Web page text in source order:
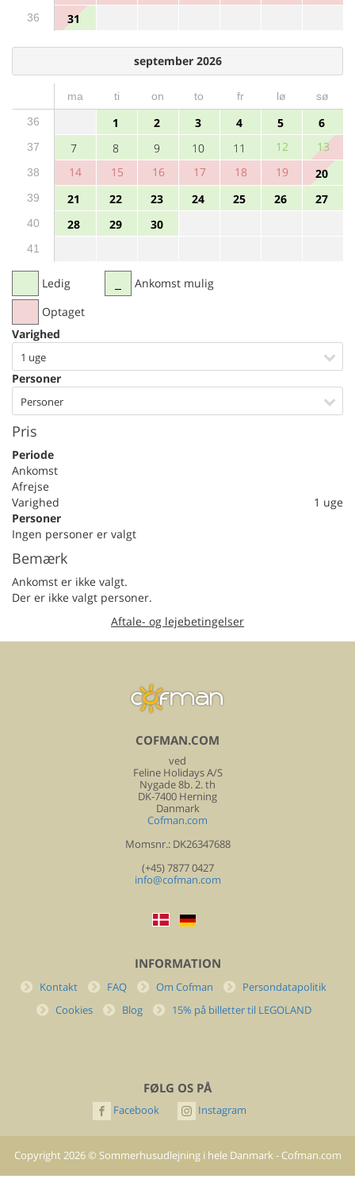
36 31
september 2026
ma ti on to fr lø
sø
36
1 2 3 4 5 6
37 7 8 9 10 11 12 13
38 14 15 16 17 18 19 20
39 21 22 23 24 25 26 27
40 28 29 30
41
Ledig
Optaget
Ankomst mulig
Varighed
1 uge
Personer
Personer
Pris
Periode
Ankomst
Afrejse
Varighed
1 uge
Personer
Ingen personer er valgt
Bemærk
Ankomst er ikke valgt.
Der er ikke valgt personer.
Aftale- og lejebetingelser
COFMAN.COM
ved
Feline Holidays A/S
Nygade 8b. 2. th
DK-7400 Herning
Danmark
Cofman.com
Momsnr.: DK26347688
(+45) 7877 0427
info@cofman.com
INFORMATION
Kontakt FAQ Om Cofman
Persondatapolitik
Cookies
Blog 15% på billetter til LEGOLAND
FØLG OS PÅ
Facebook Instagram
Copyright 2026© Sommerhusudlejning i hele Danmark - Cofman.com